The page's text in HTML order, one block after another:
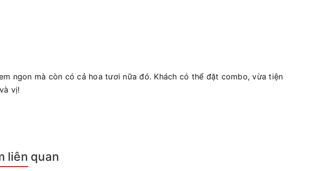
ngon mà còn có cả hoa tươi nữa đó. Khách có thể đặt combo, vừa tiện
vị!
liên quan